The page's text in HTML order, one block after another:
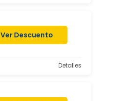
Ver Descuento
Detalles